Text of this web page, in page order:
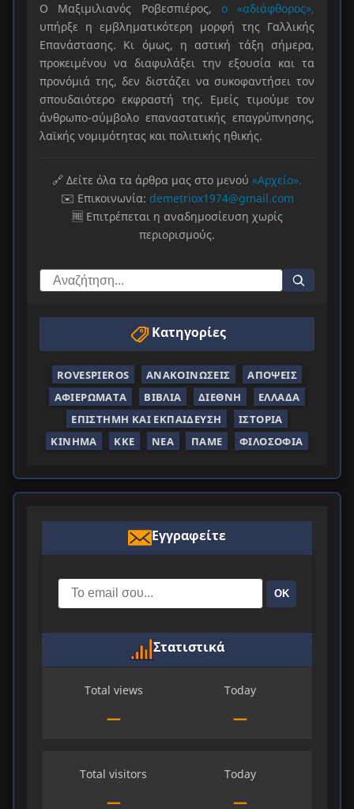
Ο Μαξιμιλιανός Ροβεσπιέρος, ο «αδιάφθορος»,
υπήρξε η εμβληματικότερη μορφή της Γαλλικής
Επανάστασης. Κι όμως, η αστική τάξη σήμερα,
προκειμένου να διαφυλάξει την εξουσία και τα
προνόμιά της, δεν διστάζει να συκοφαντήσει τον
σπουδαιότερο εκφραστή της. Εμείς τιμούμε τον
άνθρωπο-σύμβολο επαναστατικής επαγρύπνησης,
λαϊκής νομιμότητας και πολιτικής ηθικής.
🔗 Δείτε όλα τα άρθρα μας στο μενού «Αρχείο».
✉️ Επικοινωνία: demetriox1974@gmail.com
🆓 Επιτρέπεται η αναδημοσίευση χωρίς
περιορισμούς.
Κατηγορίες
ROVESPIEROS ΑΝΑΚΟΙΝΏΣΕΙΣ
ΑΠΌΨΕΙΣ
ΑΦΙΕΡΏΜΑΤΑ
ΒΙΒΛΊΑ ΔΙΕΘΝΉ
ΕΛΛΆΔΑ
ΕΠΙΣΤΉΜΗ ΚΑΙ ΕΚΠΑΊΔΕΥΣΗ
ΙΣΤΟΡΊΑ
ΚΊΝΗΜΑ
ΚΚΕ ΝΈΑ ΠΑΜΕ ΦΙΛΟΣΟΦΊΑ
Εγγραφείτε
ΟΚ
Στατιστικά
Total views
—
Today
—
Total visitors
—
Today
—